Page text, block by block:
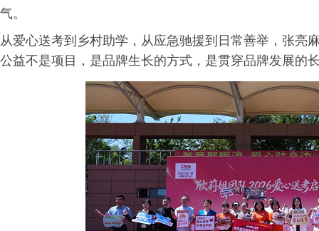
气。
从爱心送考到乡村助学，从应急驰援到日常善举，张亮
公益不是项目，是品牌生长的方式，是贯穿品牌发展的